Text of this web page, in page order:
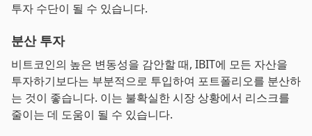
투자 수단이 될 수 있습니다.
분산 투자
비트코인의 높은 변동성을 감안할 때, IBIT에 모든 자산을
투자하기보다는 부분적으로 투입하여 포트폴리오를 분산하
는 것이 좋습니다. 이는 불확실한 시장 상황에서 리스크를
줄이는 데 도움이 될 수 있습니다.